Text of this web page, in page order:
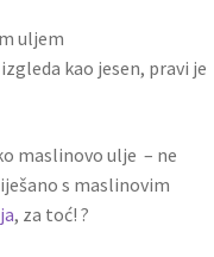
uljem
kao jesen, pravi je
maslinovo ulje – ne
s maslinovim
, za toć! ?